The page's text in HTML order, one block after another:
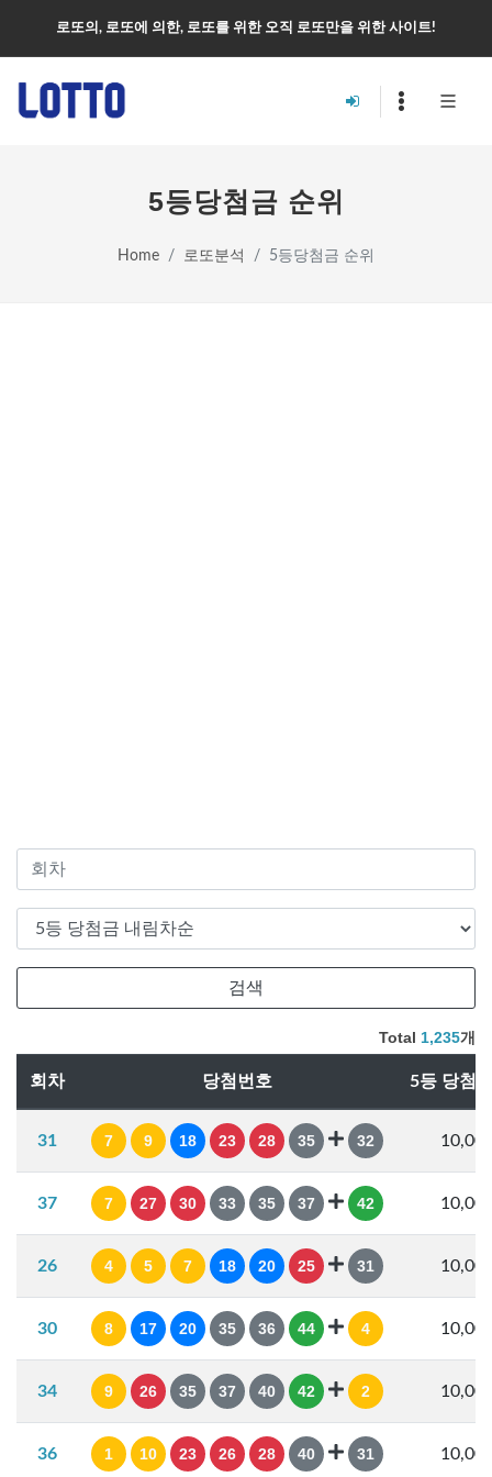
로또의, 로또에 의한, 로또를 위한 오직 로또만을 위한 사이트!
5등당첨금 순위
Home 로또분석 5등당첨금 순위
Total 1,235개
회차 당첨번호 5등 당첨
31 7 9 18 23 28 35 32
37 7 27 30 33 35 37 42
26 4 5 7 18 20 25 31
30 8 17 20 35 36 44 4
34 9 26 35 37 40 42 2
36 1 10 23 26 28 40 31